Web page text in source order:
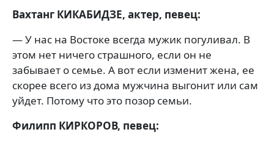
Вахтанг КИКАБИДЗЕ, актер, певец:
— У нас на Востоке всегда мужик погуливал. В
этом нет ничего страшного, если он не
забывает о семье. А вот если изменит жена, ее
скорее всего из дома мужчина выгонит или сам
уйдет. Потому что это позор семьи.
Филипп КИРКОРОВ, певец: